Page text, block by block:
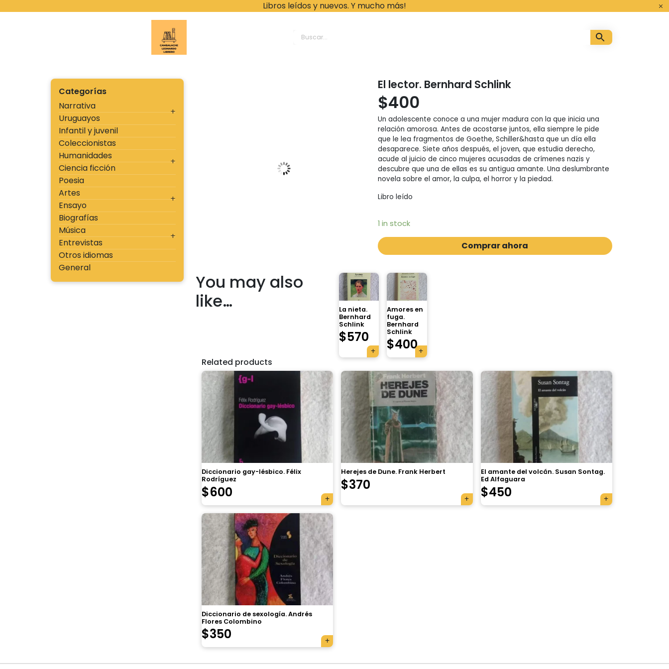
Libros leídos y nuevos. Y mucho más!
Categorías
Narrativa
Uruguayos
Infantil y juvenil
Coleccionistas
Humanidades
Ciencia ficción
Poesia
Artes
Ensayo
Biografías
Música
Entrevistas
Otros idiomas
General
El lector. Bernhard Schlink
$400
Un adolescente conoce a una mujer madura con la que inicia una
relación amorosa. Antes de acostarse juntos, ella siempre le pide
que le lea fragmentos de Goethe, Schiller&hasta que un día ella
desaparece. Siete años después, el joven, que estudia derecho,
acude al juicio de cinco mujeres acusadas de crímenes nazis y
descubre que una de ellas es su antigua amante. Una deslumbrante
novela sobre el amor, la culpa, el horror y la piedad.
Libro leído
1 in stock
Comprar ahora
You may also
like…
La nieta.
Bernhard
Schlink
$570
Amores en
fuga.
Bernhard
Schlink
$400
Related products
Diccionario gay-lésbico. Félix
Rodríguez
$600
Herejes de Dune. Frank Herbert
$370
El amante del volcán. Susan Sontag.
Ed Alfaguara
$450
Diccionario de sexología. Andrés
Flores Colombino
$350